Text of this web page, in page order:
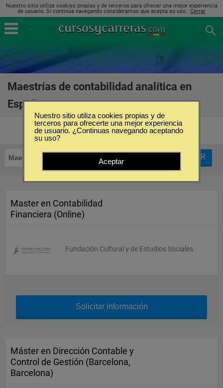
Nuestro sitio utiliza cookies propias y de terceros para ofrecer una mejor experiencia
de usuario. Si continúa navegando consideramos que acepta su uso.. Cerrar
Maestrías de contabilidad analítica en
España
Maestrías Contabilidad Analítica FILTRAR
Master en Contabilidad
Financiera (Online)
Fundación Cultural y de Estudios Sociales
Solicitar información
Máster en Dirección Contable y
Control de Gestión (Barcelona,
Barcelona)
Nuestro sitio utiliza cookies propias y de
terceros para ofrecerte una mejor experiencia
de usuario. ¿Continuas navegando aceptando
su uso?
Aceptar